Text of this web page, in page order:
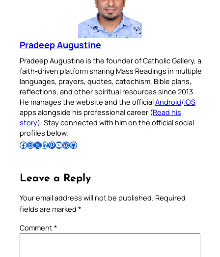
Pradeep Augustine
Pradeep Augustine is the founder of Catholic Gallery, a
faith-driven platform sharing Mass Readings in multiple
languages, prayers, quotes, catechism, Bible plans,
reflections, and other spiritual resources since 2013.
He manages the website and the officialAndroid/iOS
apps alongside his professional career (Read his
story). Stay connected with him on the official social
profiles below.
Follow Pradeep on Facebook Follow Pradeep on InstagramFollow Pradeep on X Follow Pradeep on LinkedIn Follow Pradeep on Pinterest Subscribe to Pradeep’s Youtube Channel Follow Pradeep on WordPress Follow Pradeep on GitHub
Leave a Reply
Your email address will not be published. Required
fields are marked *
Comment*